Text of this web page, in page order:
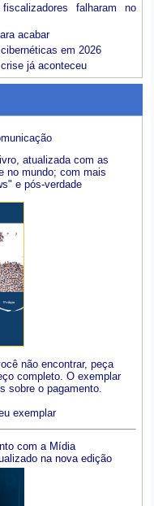
falharam no
acabar
em 2026
já aconteceu
atualizada com as
no mundo; com mais
e pós-verdade
não encontrar, peça
completo. O exemplar
sobre o pagamento.
exemplar
com a Mídia
na nova edição